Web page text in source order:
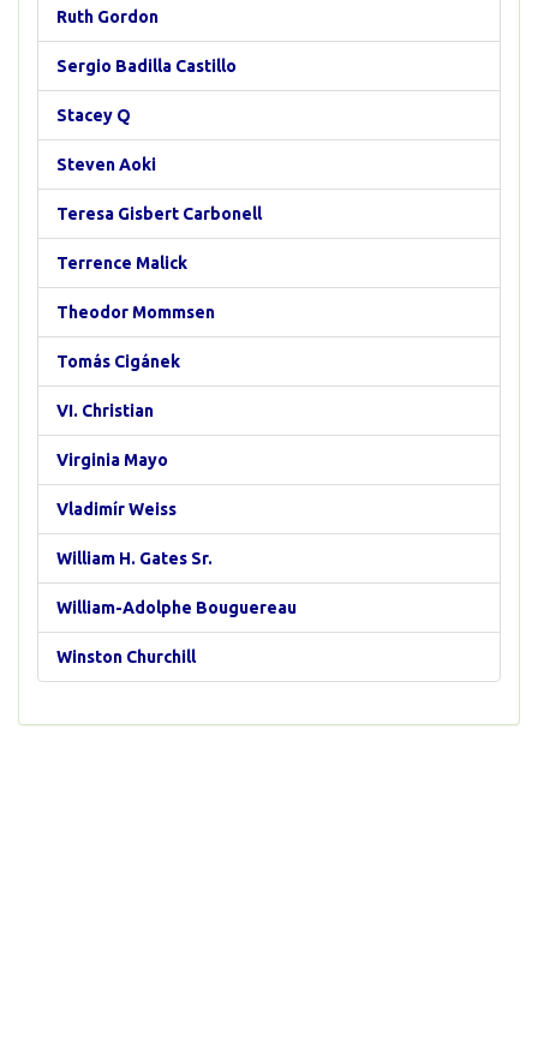
Ruth Gordon
Sergio Badilla Castillo
Stacey Q
Steven Aoki
Teresa Gisbert Carbonell
Terrence Malick
Theodor Mommsen
Tomás Cigánek
VI. Christian
Virginia Mayo
Vladimír Weiss
William H. Gates Sr.
William-Adolphe Bouguereau
Winston Churchill